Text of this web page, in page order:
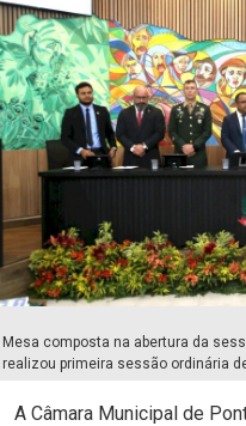
Mesa composta na abertura da
realizou primeira sessão ordinária
A Câmara Municipal de